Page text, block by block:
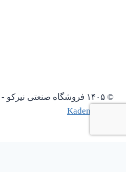
© ۱۴۰۵ فروشگاه صنعتی نیرکو - قالب وردپرس توسط
Kadence WP